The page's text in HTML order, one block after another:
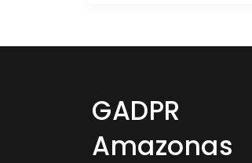
GADPR
Amazonas